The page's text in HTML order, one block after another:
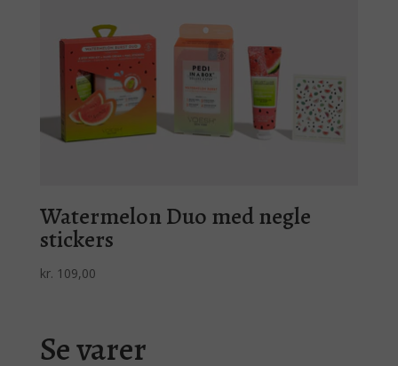
Watermelon Duo med negle
stickers
kr. 109,00
Se varer